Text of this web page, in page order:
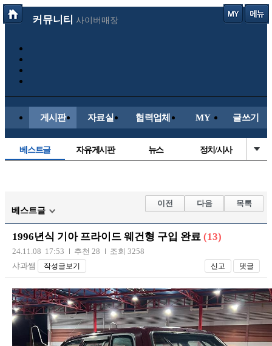
커뮤니티 사이버매장
게시판 자료실 협력업체 MY 글쓰기
베스트글 자유게시판 뉴스 정치/시사
해외축구
국내축구
베스트글
이전 다음 목록
1996년식 기아 프라이드 웨건형 구입 완료 (13)
24.11.08 17:53 추천 28
조회 3258
샤과쌤
작성글보기 신고 댓글